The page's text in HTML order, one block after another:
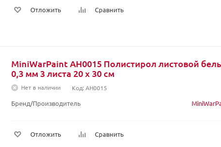
Отложить Сравнить
MiniWarPaint AH0015 Полистирол листовой
0,3 мм 3 листа 20 x 30 см
Нет в наличии Код: AH0015
Бренд/Производитель
Отложить Сравнить